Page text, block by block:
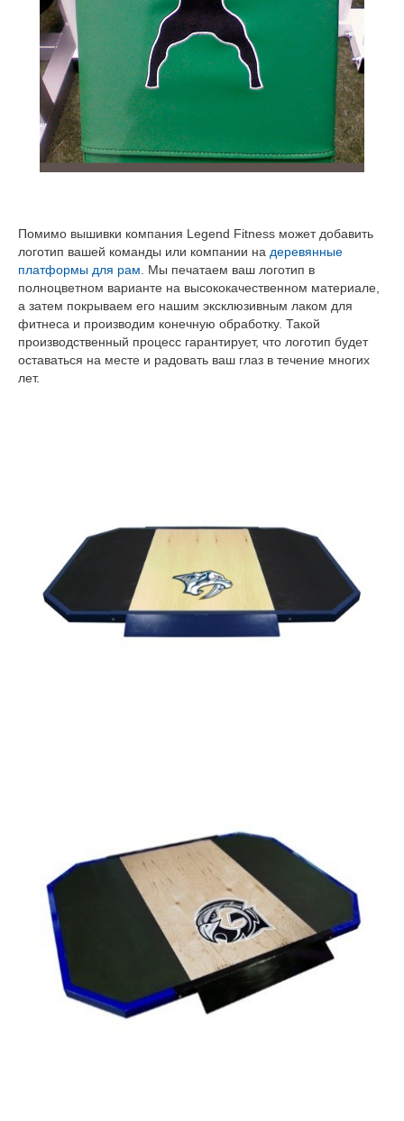
Помимо вышивки компания Legend Fitness может добавить
логотип вашей команды или компании на деревянные
платформы для рам . Мы печатаем ваш логотип в
полноцветном варианте на высококачественном материале,
а затем покрываем его нашим эксклюзивным лаком для
фитнеса и производим конечную обработку. Такой
производственный процесс гарантирует, что логотип будет
оставаться на месте и радовать ваш глаз в течение многих
лет.